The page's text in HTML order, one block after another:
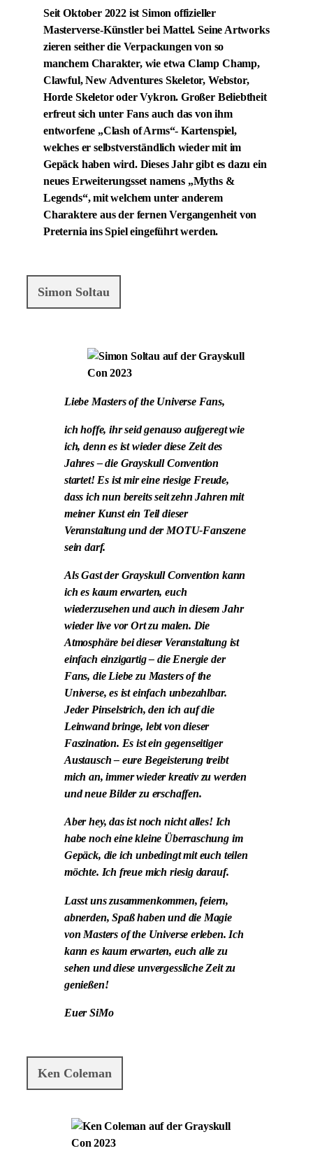
Seit Oktober 2022 ist Simon offizieller
Masterverse-Künstler bei Mattel. Seine Artworks
zieren seither die Verpackungen von so
manchem Charakter, wie etwa Clamp Champ,
Clawful, New Adventures Skeletor, Webstor,
Horde Skeletor oder Vykron. Großer Beliebtheit
erfreut sich unter Fans auch das von ihm
entworfene „Clash of Arms“- Kartenspiel,
welches er selbstverständlich wieder mit im
Gepäck haben wird. Dieses Jahr gibt es dazu ein
neues Erweiterungsset namens „Myths &
Legends“, mit welchem unter anderem
Charaktere aus der fernen Vergangenheit von
Preternia ins Spiel eingeführt werden.
Simon Soltau
Liebe Masters of the Universe Fans,
ich hoffe, ihr seid genauso aufgeregt wie
ich, denn es ist wieder diese Zeit des
Jahres – die Grayskull Convention
startet! Es ist mir eine riesige Freude,
dass ich nun bereits seit zehn Jahren mit
meiner Kunst ein Teil dieser
Veranstaltung und der MOTU-Fanszene
sein darf.
Als Gast der Grayskull Convention kann
ich es kaum erwarten, euch
wiederzusehen und auch in diesem Jahr
wieder live vor Ort zu malen. Die
Atmosphäre bei dieser Veranstaltung ist
einfach einzigartig – die Energie der
Fans, die Liebe zu Masters of the
Universe, es ist einfach unbezahlbar.
Jeder Pinselstrich, den ich auf die
Leinwand bringe, lebt von dieser
Faszination. Es ist ein gegenseitiger
Austausch – eure Begeisterung treibt
mich an, immer wieder kreativ zu werden
und neue Bilder zu erschaffen.
Aber hey, das ist noch nicht alles! Ich
habe noch eine kleine Überraschung im
Gepäck, die ich unbedingt mit euch teilen
möchte. Ich freue mich riesig darauf.
Lasst uns zusammenkommen, feiern,
abnerden, Spaß haben und die Magie
von Masters of the Universe erleben. Ich
kann es kaum erwarten, euch alle zu
sehen und diese unvergessliche Zeit zu
genießen!
Euer SiMo
Ken Coleman